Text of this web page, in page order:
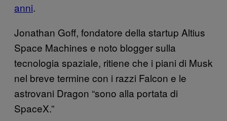
anni.
Jonathan Goff, fondatore della startup Altius
Space Machines e noto blogger sulla
tecnologia spaziale, ritiene che i piani di Musk
nel breve termine con i razzi Falcon e le
astrovani Dragon “sono alla portata di
SpaceX.”